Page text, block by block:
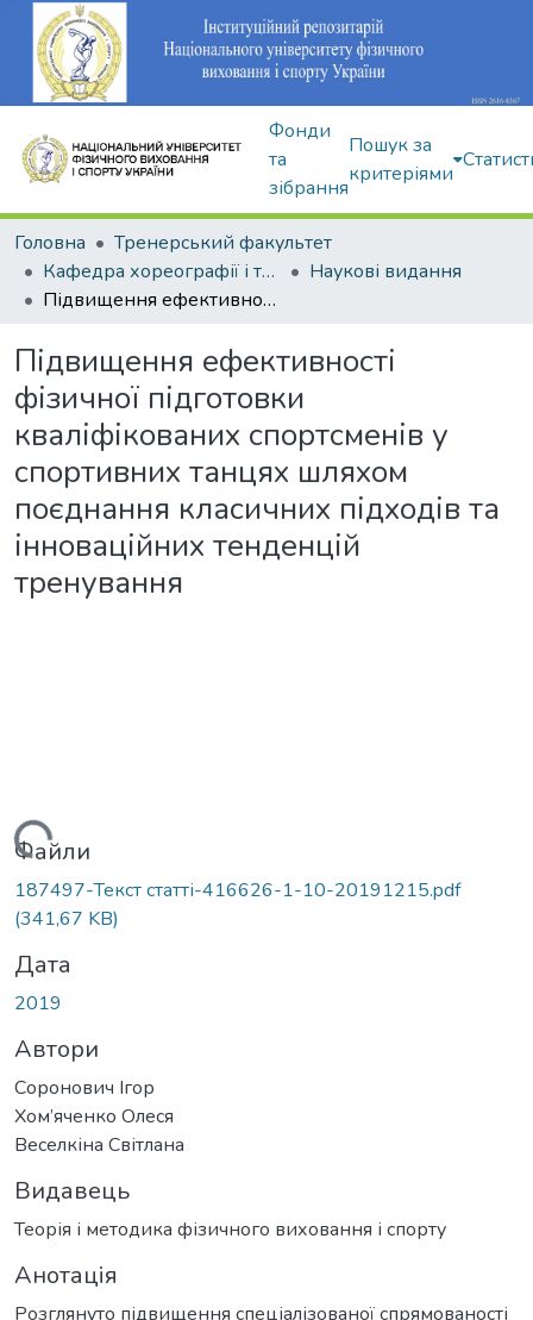
Фонди
та
зібрання
Пошук за
критеріями
Головна
Тренерський факультет
Кафедра хореографії і танцювальних видів спорту
Наукові видання
Підвищення ефективності фізичної підготовки кваліфікованих спортсменів у спортивних танцях шляхом поєднання класичних підходів та інноваційних тенденцій тренування
Підвищення ефективності
фізичної підготовки
кваліфікованих спортсменів у
спортивних танцях шляхом
поєднання класичних підходів та
інноваційних тенденцій
тренування
Файли
187497-Текст статті-416626-1-10-20191215.pdf
(341,67 KB)
Дата
2019
Автори
Соронович Ігор
Хом’яченко Олеся
Веселкіна Світлана
Видавець
Теорія і методика фізичного виховання і спорту
Анотація
Розглянуто підвищення спеціалізованої спрямованості